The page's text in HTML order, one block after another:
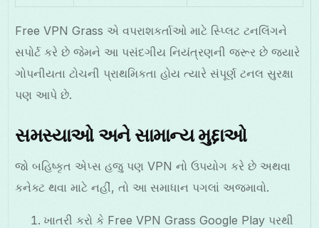
Free VPN Grass એ વપરાશકર્તાઓ માટે સ્પ્લિટ ટનલિંગને
સપોર્ટ કરે છે જેમને આ પસંદગીય નિયંત્રણની જરૂર છે જ્યારે
ગોપનીયતા ટોચની પ્રાથમિકતા હોય ત્યારે સંપૂર્ણ ટનલ સુરક્ષા
પણ આપે છે.
સમસ્યાઓ અને સામાન્ય મુદ્દાઓ
જો બહિષ્કૃત એપ્સ હજુ પણ VPN નો ઉપયોગ કરે છે અથવા
કનેક્ટ થવા માટે નહીં, તો આ સમાધાન પગલાં અજમાવો.
ખાતરી કરો કે Free VPN Grass Google Play પરથી